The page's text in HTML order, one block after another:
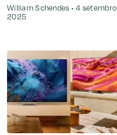
William Schendes
4 setembro
2025